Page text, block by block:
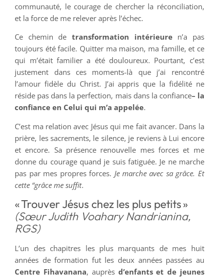
communauté, le courage de chercher la réconciliation,
et la force de me relever après l’échec.
Ce chemin de transformation intérieuren’a pas
toujours été facile. Quitter ma maison, ma famille, et ce
qui m’était familier a été douloureux. Pourtant, c’est
justement dans ces moments-là que j’ai rencontré
l’amour fidèle du Christ. J’ai appris que la fidélité ne
réside pas dans la perfection, mais dans la confiance– la
confiance en Celui qui m’a appelée.
C’est ma relation avec Jésus qui me fait avancer. Dans la
prière, les sacrements, le silence, je reviens à Lui encore
et encore. Sa présence renouvelle mes forces et me
donne du courage quand je suis fatiguée. Je ne marche
pas par mes propres forces. Je marche avec sa grâce. Et
cette “grâce me suffit.
« Trouver Jésus chez les plus petits »
(Sœur Judith Voahary Nandrianina,
RGS)
L’un des chapitres les plus marquants de mes huit
années de formation fut les deux années passées au
Centre Fihavanana, auprès d’enfants et de jeunes